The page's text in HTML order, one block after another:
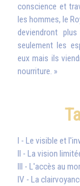
conscience et
les hommes, le
deviendront
seulement les
eux mais ils
nourriture. »
I - Le visible et
II - La vision
III - L'accès au
IV - La